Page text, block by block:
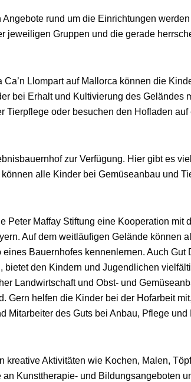
rund um die Einrichtungen
jeweiligen Gruppen und die gerade
Llompart auf Mallorca können die
bei Erhalt und Kultivierung des Geländes
Tierpflege oder besuchen den Hofladen
zur Verfügung. Hier gibt es
alle Kinder bei Gemüseanbau und
Peter Maffay Stiftung eine Kooperation mit
Auf dem weitläufigen Gelände können
Bauernhofes kennenlernen. Auch Gut
bietet den Kindern und Jugendlichen
Landwirtschaft und Obst- und
Gern helfen die Kinder bei der Hofarbeit
Mitarbeiter des Guts bei Anbau, Pflege und
kreative Aktivitäten wie Kochen, Malen,
Kunsttherapie- und Bildungsangeboten